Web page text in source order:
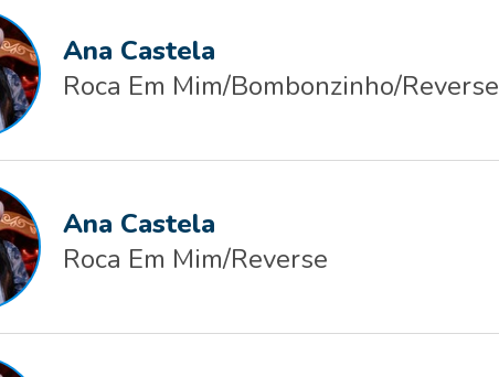
Ana Castela
Roca Em Mim/Bombonzinho/Reverse
Ana Castela
Roca Em Mim/Reverse